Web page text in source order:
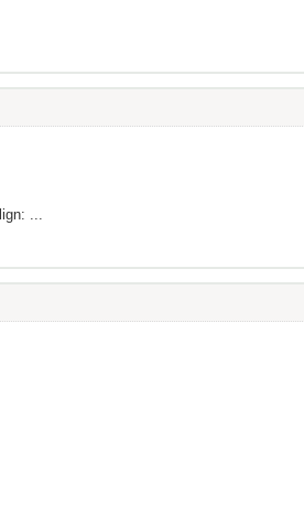
...